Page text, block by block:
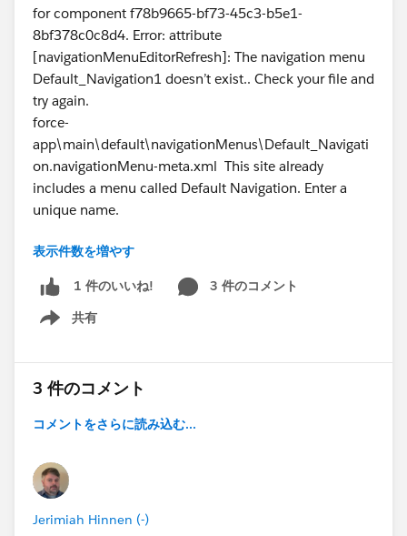
for component f78b9665-bf73-45c3-b5e1-
8bf378c0c8d4. Error: attribute
[navigationMenuEditorRefresh]: The navigation menu
Default_Navigation1 doesn’t exist.. Check your file and
try again.
force-
app\main\default\navigationMenus\Default_Navigati
on.navigationMenu-meta.xml This site already
includes a menu called Default Navigation. Enter a
unique name.
21:27:26.163 ended SFDX: Deploy Source to Org
#Trailhead #Salesforce Developer
#TrailblazerCommunity #Trailhead Challenges
表示件数を増やす
1 件のいいね!
3 件のコメント
共有
Show menu
3 件のコメント
コメントをさらに読み込む...
Jerimiah Hinnen (-)